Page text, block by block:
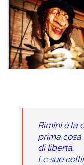
Rimini è la
prima cosa
di libertà.
Le sue